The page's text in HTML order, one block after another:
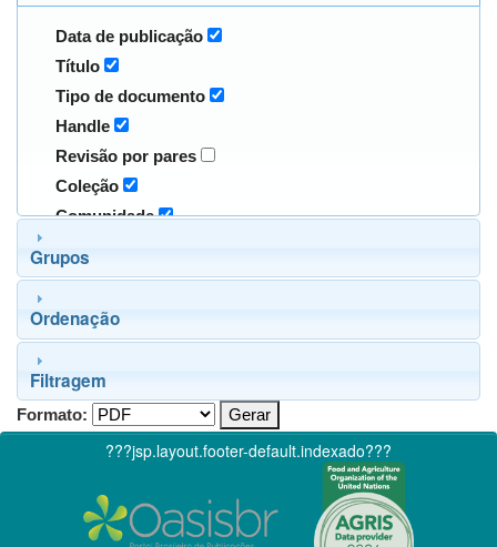
Data de publicação
Título
Tipo de documento
Handle
Revisão por pares
Coleção
Comunidade
Grupos
Ordenação
Filtragem
Formato:
???jsp.layout.footer-default.indexado???